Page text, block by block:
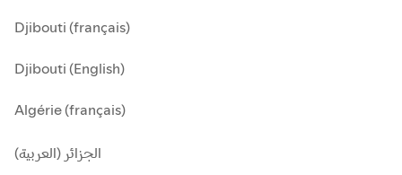
Djibouti (français)
Djibouti (English)
Algérie (français)
الجزائر (العربية)